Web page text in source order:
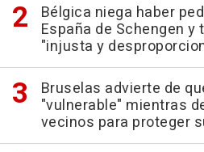
Bélgica niega haber
España de Schengen y
"injusta y
Bruselas advierte de
"vulnerable" mientras
vecinos para proteger